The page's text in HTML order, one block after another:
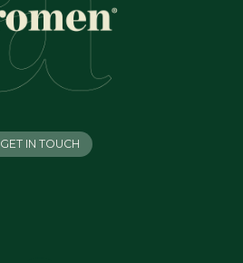
GET IN TOUCH